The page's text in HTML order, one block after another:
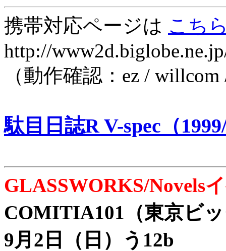
携帯対応ページは こち
http://
（動作確認：ez /
駄目日誌R V-spec（
GLASSWORKS/Novels
COMITIA101（東京ビ
9月2日（日）う12b